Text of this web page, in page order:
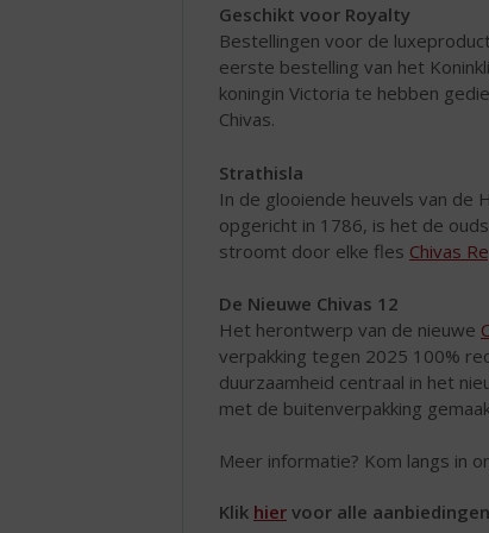
Geschikt voor Royalty
Bestellingen voor de
eerste bestelling van het
koningin Victoria te hebben
Chivas.
Strathisla
In de glooiende heuvels van de
opgericht in 1786, is het de
stroomt door elke fles Chivas
De Nieuwe Chivas 12
Het herontwerp van de nieuwe
verpakking tegen 2025 100%
duurzaamheid centraal in het
met de buitenverpakking
Meer informatie? Kom langs in
Klik hier voor alle